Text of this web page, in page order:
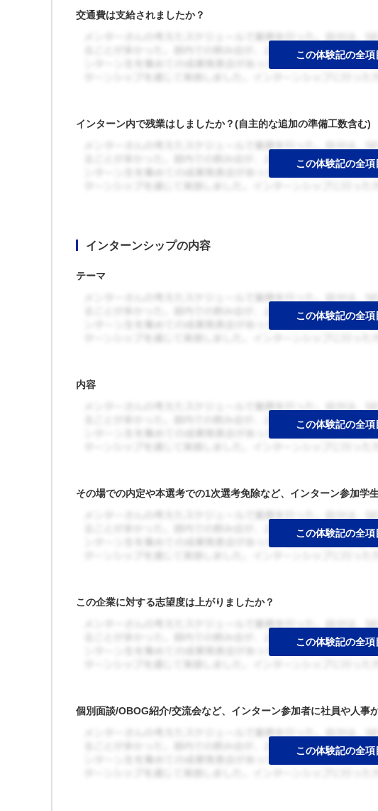
交通費は支給されましたか？
インターン内で残業はしましたか？(自主的な追加の準備工数含む)
インターンシップの内容
テーマ
内容
その場での内定や本選考での1次選考免除など、インターン参加学
この企業に対する志望度は上がりましたか？
個別面談/OBOG紹介/交流会など、インターン参加者に社員や人事